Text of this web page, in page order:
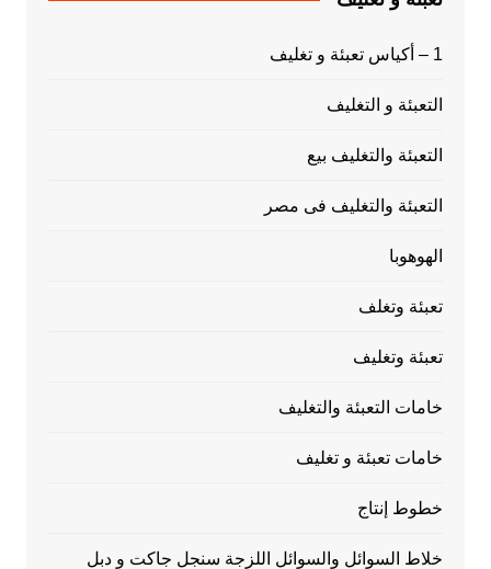
1 – أكياس تعبئة و تغليف
التعبئة و التغليف
التعبئة والتغليف بيع
التعبئة والتغليف فى مصر
الهوهوبا
تعبئة وتغلف
تعبئة وتغليف
خامات التعبئة والتغليف
خامات تعبئة و تغليف
خطوط إنتاج
خلاط السوائل والسوائل اللزجة سنجل جاكت و دبل